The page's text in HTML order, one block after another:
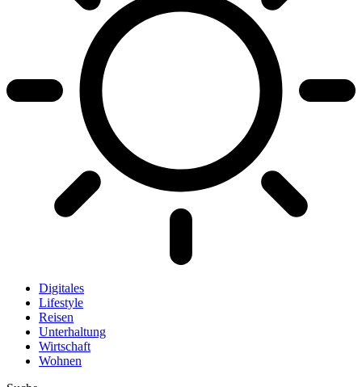
Digitales
Lifestyle
Reisen
Unterhaltung
Wirtschaft
Wohnen